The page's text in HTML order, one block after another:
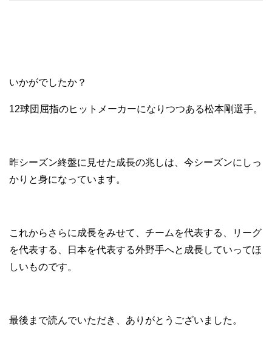
いかがでしたか？
12球団屈指のヒットメーカーになりつつある松本剛選手。
昨シーズン終盤に見せた成長の兆しは、今シーズンにしっ
かりと身になっています。
これからさらに成長をみせて、チームを代表する、リーグ
を代表する、日本を代表する外野手へと成長していってほ
しいものです。
最後まで読んでいただき、ありがとうございました。